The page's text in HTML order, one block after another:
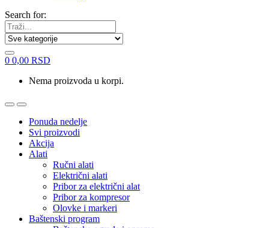
Search for:
0 0,00 RSD
Nema proizvoda u korpi.
Ponuda nedelje
Svi proizvodi
Akcija
Alati
Ručni alati
Električni alati
Pribor za električni alat
Pribor za kompresor
Olovke i markeri
Baštenski program